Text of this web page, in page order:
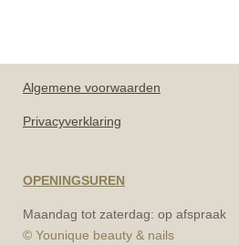
Algemene voorwaarden
Privacyverklaring
OPENINGSUREN
Maandag tot zaterdag: op afspraak
© Younique beauty & nails